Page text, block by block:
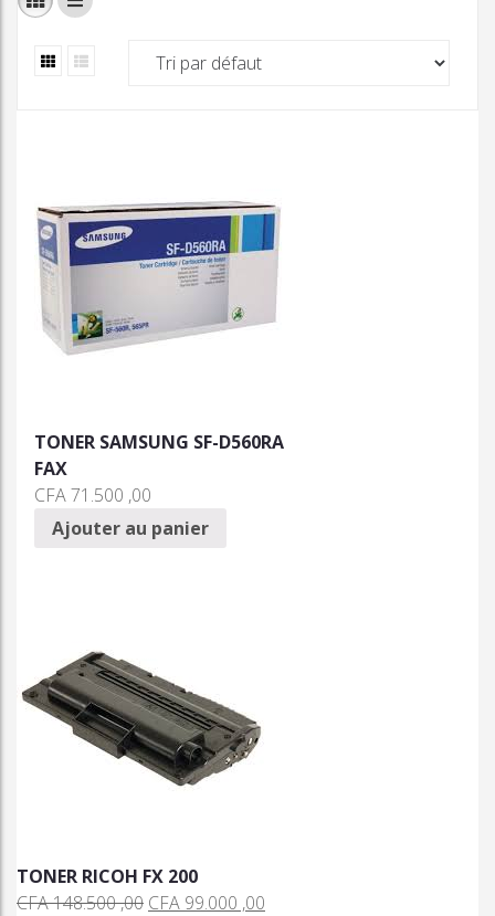
TONER SAMSUNG SF-D560RA
FAX
CFA71.500 ,00
Ajouter au panier
TONER RICOH FX 200
CFA148.500 ,00 CFA 99.000 ,00